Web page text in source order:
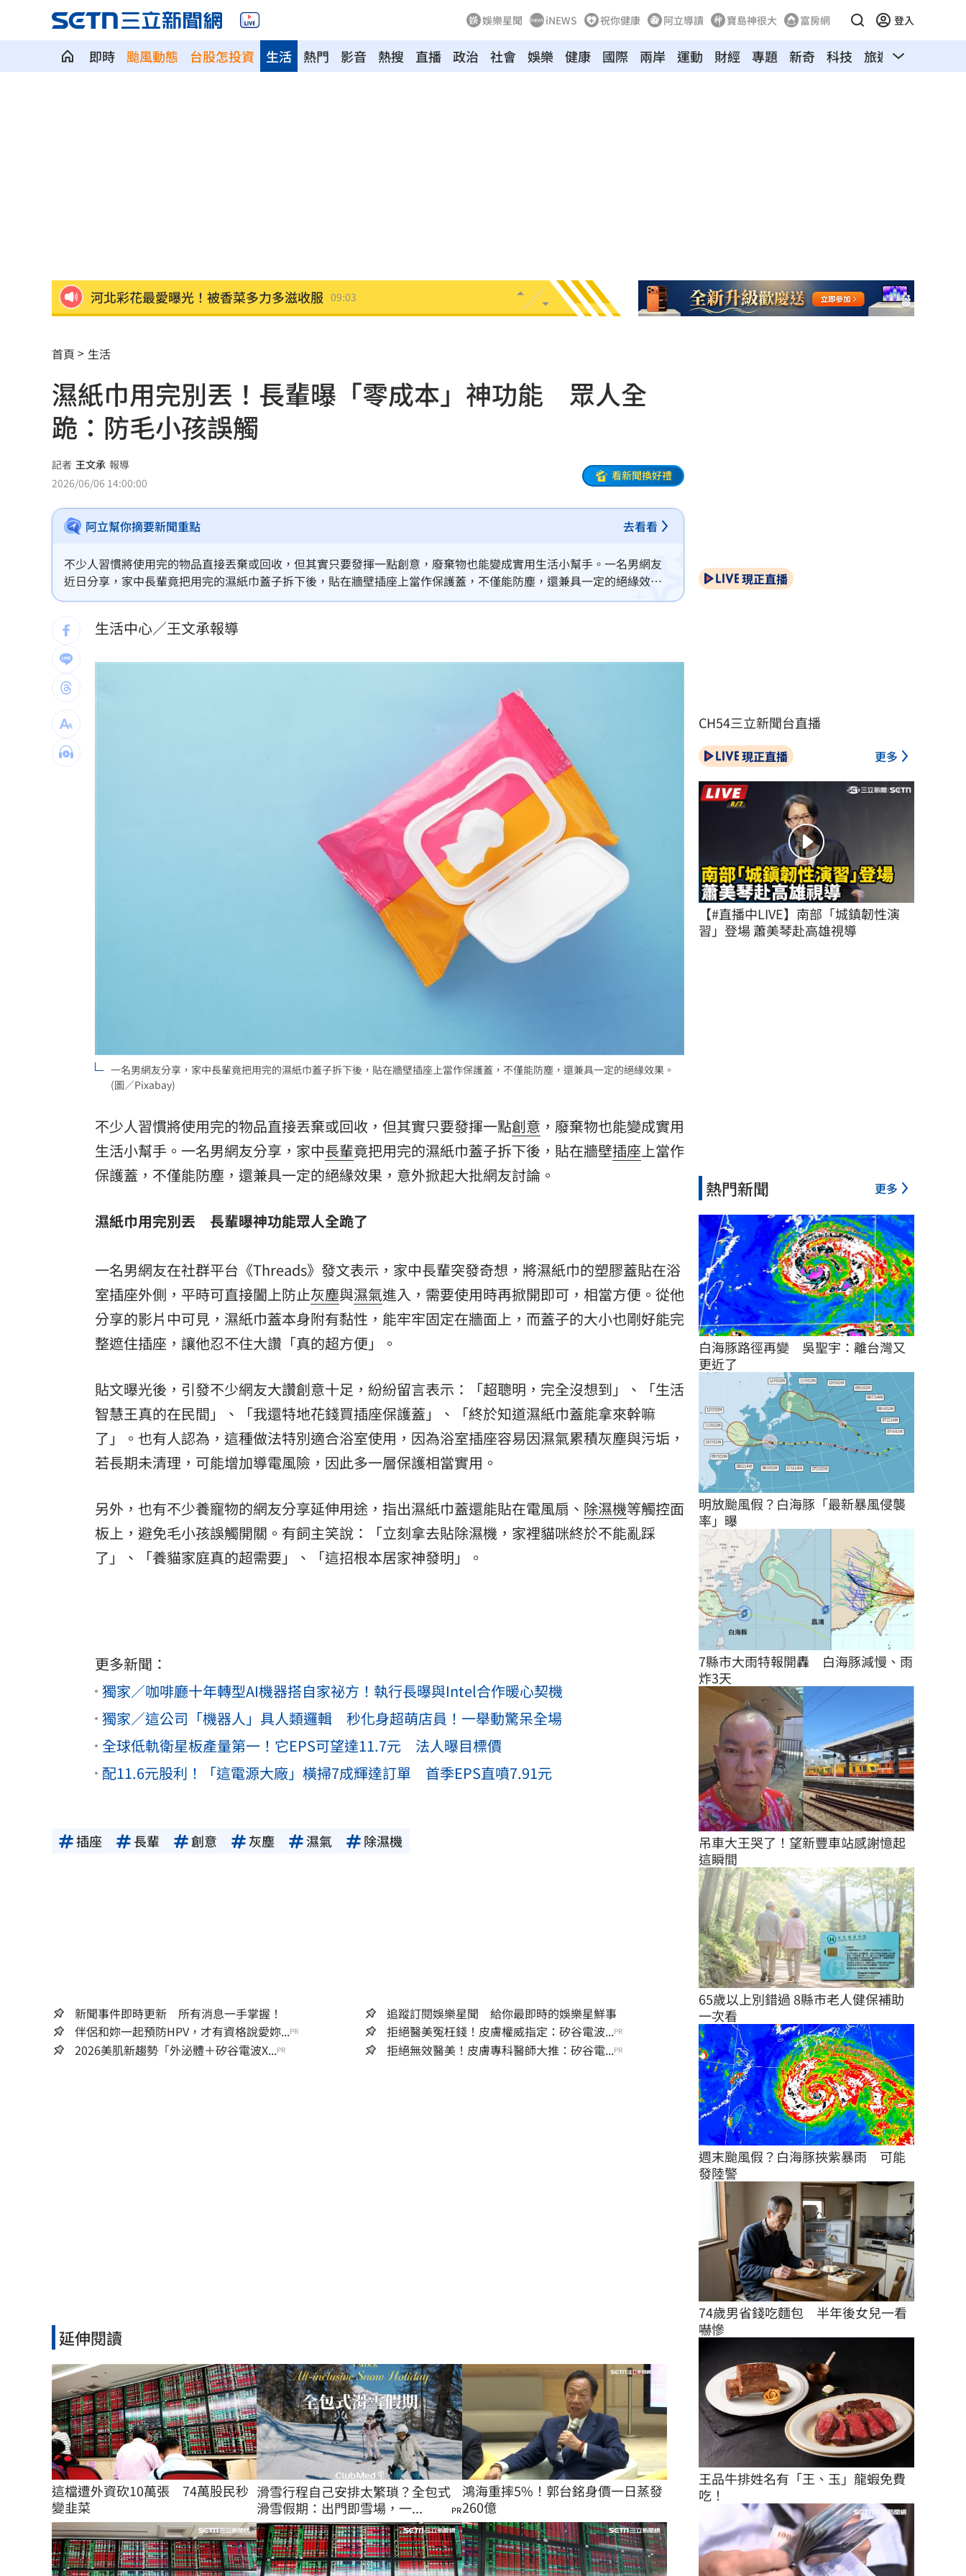
娛樂星聞 iNEWS 祝你健康 阿立導讀 寶島神很大 富房網 登入
即時 颱風動態 台股怎投資 熱門 影音 熱搜 直播 政治 社會 娛樂
生活 健康 國際 兩岸 運動 財經 專題 新奇 科技 旅遊 汽車
河北彩花最愛曝光！被香菜多力多滋收服 09:03
布雷格曼9局下追平轟 再見失誤氣走藍鳥
不是只有AI！富蘭克林推薦「他」紅利更多 08:57
鄭明典揭白海豚動態 氣象署：不排除陸警
新／爆涉貪！議員范織欽…遭檢調漏夜偵訊
台股急跌逆勢買95％滿倉 專家曝操作手法
高斯曼披小熊戰袍 慶幸不用先對決老東家
陳時中早提醒慈濟！學者：做到流血沒人理 08:46
慈濟買BNT遭詐 綠：藍白政治人物應道歉
白海豚更近了！「恐輕掃北部」風雨熱區曝 08:37
18:15
首頁 生活
濕紙巾用完別丟！長輩曝「零成本」神功能 眾人全
跪：防毛小孩誤觸
記者 王文承 報導
2026/06/06 14:00:00
看新聞換好禮
阿立幫你摘要新聞重點 去看看
不少人習慣將使用完的物品直接丟棄或回收，但其實只要發揮一點創意，廢棄物也能變成實用生活小幫手。一名男網友
近日分享，家中長輩竟把用完的濕紙巾蓋子拆下後，貼在牆壁插座上當作保護蓋，不僅能防塵，還兼具一定的絕緣效
果，意外掀起大批網友討論。
生活中心／王文承報導
一名男網友分享，家中長輩竟把用完的濕紙巾蓋子拆下後，貼在牆壁插座上當作保護蓋，不僅能防塵，還兼具一定的絕緣效果。
(圖／Pixabay)
不少人習慣將使用完的物品直接丟棄或回收，但其實只要發揮一點創意 ，廢棄物也能變成實用
生活小幫手。一名男網友分享，家中長輩竟把用完的濕紙巾蓋子拆下後，貼在牆壁插座上當作
保護蓋，不僅能防塵，還兼具一定的絕緣效果，意外掀起大批網友討論。
濕紙巾用完別丟 長輩曝神功能眾人全跪了
一名男網友在社群平台《Threads》發文表示，家中長輩突發奇想，將濕紙巾的塑膠蓋貼在浴
室插座外側，平時可直接闔上防止灰塵與濕氣進入，需要使用時再掀開即可，相當方便。從他
分享的影片中可見，濕紙巾蓋本身附有黏性，能牢牢固定在牆面上，而蓋子的大小也剛好能完
整遮住插座，讓他忍不住大讚「真的超方便」。
貼文曝光後，引發不少網友大讚創意十足，紛紛留言表示：「超聰明，完全沒想到」、「生活
智慧王真的在民間」、「我還特地花錢買插座保護蓋」、「終於知道濕紙巾蓋能拿來幹嘛
了」。也有人認為，這種做法特別適合浴室使用，因為浴室插座容易因濕氣累積灰塵與污垢，
若長期未清理，可能增加導電風險，因此多一層保護相當實用。
另外，也有不少養寵物的網友分享延伸用途，指出濕紙巾蓋還能貼在電風扇、 除濕機等觸控面
板上，避免毛小孩誤觸開關。有飼主笑說：「立刻拿去貼除濕機，家裡貓咪終於不能亂踩
了」、「養貓家庭真的超需要」、「這招根本居家神發明」。
更多新聞：
獨家／咖啡廳十年轉型AI機器搭自家祕方！執行長曝與Intel合作暖心契機
獨家／這公司「機器人」具人類邏輯 秒化身超萌店員！一舉動驚呆全場
全球低軌衛星板產量第一！它EPS可望達11.7元 法人曝目標價
配11.6元股利！「這電源大廠」橫掃7成輝達訂單 首季EPS直噴7.91元
插座 長輩 創意 灰塵 濕氣 除濕機
新聞事件即時更新 所有消息一手掌握！
追蹤訂閱娛樂星聞 給你最即時的娛樂星鮮事
伴侶和妳一起預防HPV，才有資格說愛妳...PR 拒絕醫美冤枉錢！皮膚權威指定：矽谷電波...PR
2026美肌新趨勢「外泌體＋矽谷電波X...PR 拒絕無效醫美！皮膚專科醫師大推：矽谷電...PR
延伸閱讀
這檔遭外資砍10萬張　74萬股民秒
變韭菜
滑雪行程自己安排太繁瑣？全包式
滑雪假期：出門即雪場，一...
PR
鴻海重摔5%！郭台銘身價一日蒸發
260億
現正直播
CH54三立新聞台直播
現正直播 更多
【#直播中LIVE】南部「城鎮韌性演
習」登場 蕭美琴赴高雄視導
熱門新聞 更多
白海豚路徑再變　吳聖宇：離台灣又
更近了
明放颱風假？白海豚「最新暴風侵襲
率」曝
7縣市大雨特報開轟　白海豚減慢、雨
炸3天
吊車大王哭了！望新豐車站感謝憶起
這瞬間
65歲以上別錯過 8縣市老人健保補助
一次看
週末颱風假？白海豚挾紫暴雨　可能
發陸警
74歲男省錢吃麵包　半年後女兒一看
嚇慘
王品牛排姓名有「王、玉」龍蝦免費
吃！